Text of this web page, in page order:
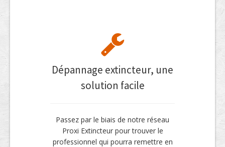
Dépannage extincteur, une
solution facile
Passez par le biais de notre réseau
Proxi Extincteur pour trouver le
professionnel qui pourra remettre en